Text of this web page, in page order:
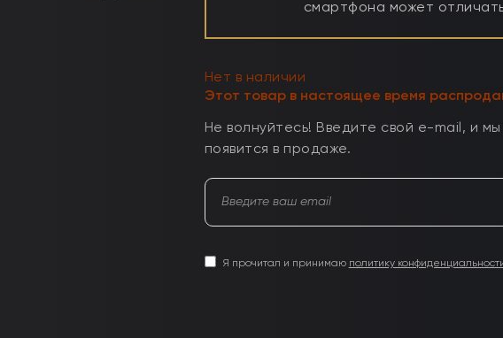
смартфона может
Нет в наличии
Этот товар в настоящее время
Не волнуйтесь! Введите свой e-mail, и
появится в продаже.
Я прочитал и принимаю политику